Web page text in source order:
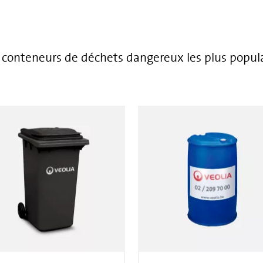
de déchets dangereux les plus